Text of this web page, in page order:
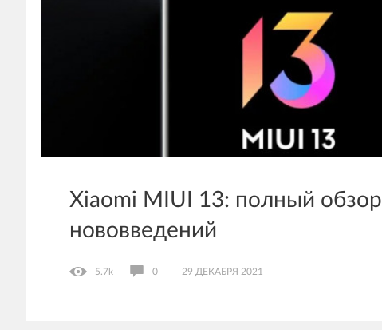
Xiaomi MIUI 13: полный обзор
нововведений
5.7k 0 29 ДЕКАБРЯ 2021